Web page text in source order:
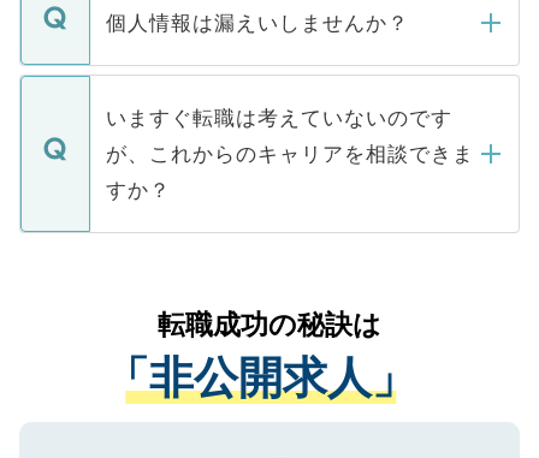
■応募殺到を避けるため 人気のある医療機
関を公にしてしまうと、応募が殺到する場
に、医療機関が求める条件に合った人材の
みを人材紹介会社に依頼するケースが増え
ています。
ん。また、仮に応募先から内定をいただい
定を承諾する必要はありません。内定先へ
の辞退の連絡はキャリアパートナーが行い
ますので、ご安心ください。
個人情報は漏えいしませんか？
個人情報が漏えいすることはありませんの
で、ご安心ください。当サイトからの登録
などで収集したご登録者様の個人情報は、
ご本人のキャリアアップおよび転職活動の
支援を目的に使用いたします。お預かりし
ているすべての個人データはご本人の許可
は、個人情報の取り扱いについての厳密な
管理基準を満たした事業者のみに付与され
る、プライバシーマークを取得済みです。
ご登録いただいた個人情報は、SSL（デー
いますぐ転職は考えていないのです
が、これからのキャリアを相談できま
すか？
かがいして、現在の医療機関の状況や紹介
経験をまじえながら、適切なアドバイスを
させていただきます。すぐにご転職をされ
ない方には、長期的なサポートが可能です
ので、まずはご登録ください。
転職成功の秘訣は
「非公開求人」